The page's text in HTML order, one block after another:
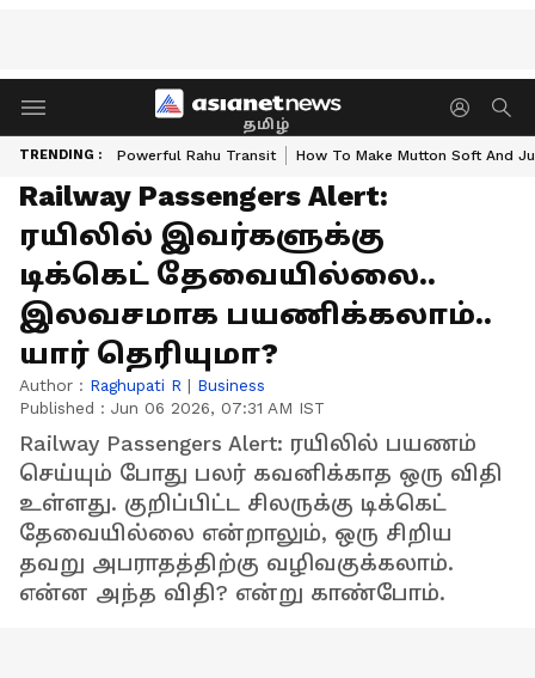
தமிழ்
TRENDING : Powerful Rahu Transit How To Make Mutton Soft And
Railway Passengers Alert:
ரயிலில் இவர்களுக்கு
டிக்கெட் தேவையில்லை..
இலவசமாக பயணிக்கலாம்..
யார் தெரியுமா?
Author : Raghupati R | Business
Published : Jun 06 2026, 07:31 AM IST
Railway Passengers Alert: ரயிலில் பயணம்
செய்யும் போது பலர் கவனிக்காத ஒரு விதி
உள்ளது. குறிப்பிட்ட சிலருக்கு டிக்கெட்
தேவையில்லை என்றாலும், ஒரு சிறிய
தவறு அபராதத்திற்கு வழிவகுக்கலாம்.
என்ன அந்த விதி? என்று காண்போம்.